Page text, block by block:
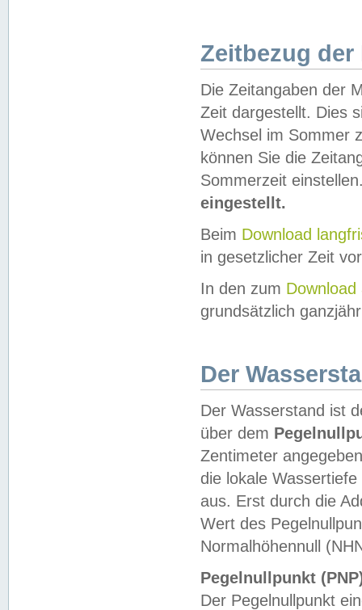
Zeitbezug der
Die Zeitangaben der
Zeit dargestellt. Dies
Wechsel im Sommer
können Sie die
Sommerzeit
eingestellt.
Beim Download
in gesetzlicher Zeit
In den zum Download
grundsätzlich
Der
Der Wasserstand ist
über dem
Zentimeter
die lokale
aus. Erst durch die
Wert des
Normalhöhennull
Pegelnullpunkt
Der Pegelnullpunkt